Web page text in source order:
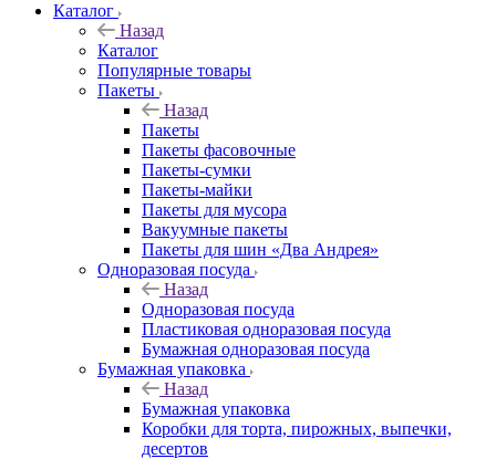
Каталог
Назад
Каталог
Популярные товары
Пакеты
Назад
Пакеты
Пакеты фасовочные
Пакеты-сумки
Пакеты-майки
Пакеты для мусора
Вакуумные пакеты
Пакеты для шин «Два Андрея»
Одноразовая посуда
Назад
Одноразовая посуда
Пластиковая одноразовая посуда
Бумажная одноразовая посуда
Бумажная упаковка
Назад
Бумажная упаковка
Коробки для торта, пирожных, выпечки,
десертов